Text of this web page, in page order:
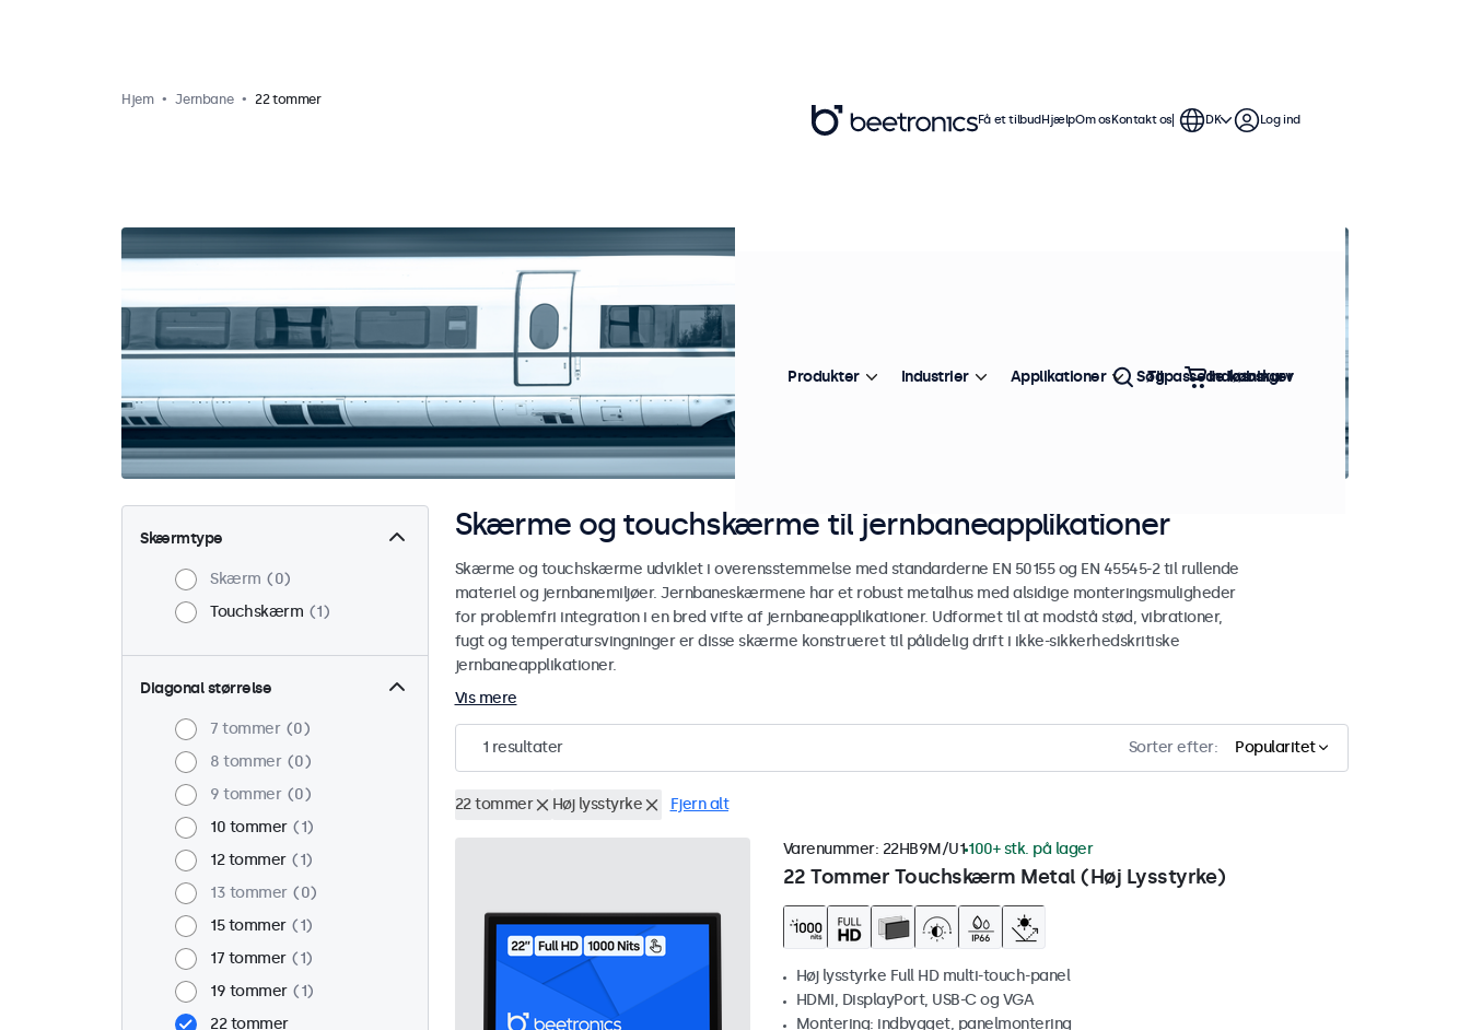
Hjem Jernbane 22 tommer
Skærmtype
Skærm
0
Touchskærm
1
Diagonal størrelse
7 tommer
0
8 tommer
0
9 tommer
0
10 tommer
1
12 tommer
1
13 tommer
0
15 tommer
1
17 tommer
1
19 tommer
1
22 tommer
Skærme og touchskærme til jernbaneapplikationer
Skærme og touchskærme udviklet i overensstemmelse med standarderne EN 50155 og EN 45545-2 til rullende
materiel og jernbanemiljøer. Jernbaneskærmene har et robust metalhus med alsidige monteringsmuligheder
for problemfri integration i en bred vifte af jernbaneapplikationer. Udformet til at modstå stød, vibrationer,
fugt og temperatursvingninger er disse skærme konstrueret til pålidelig drift i ikke-sikkerhedskritiske
jernbaneapplikationer.
Vis mere
1 resultater Sorter efter: Popularitet
22 tommer Høj lysstyrke Fjern alt
22 Tommer Touchskærm Metal (Høj Lysstyrke)
Varenummer: 22HB9M/U1 100+ stk. på lager
Høj lysstyrke Full HD multi-touch-panel
HDMI, DisplayPort, USB-C og VGA
Montering: indbygget, panelmontering
Få et tilbudHjælpOm osKontakt os DK Log ind
Produkter Industrier Applikationer Tilpassede løsninger
Søg Indkøbskurv